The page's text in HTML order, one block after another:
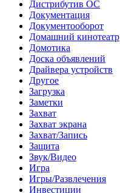
Дистрибутив ОС
Документация
Документооборот
Домашний кинотеатр
Домотика
Доска объявлений
Драйвера устройств
Другое
Загрузка
Заметки
Захват
Захват экрана
Захват/Запись
Защита
Звук/Видео
Игра
Игры/Развлечения
Инвестиции